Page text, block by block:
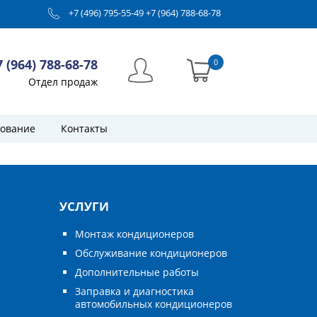
+7 (496) 795-55-49+7 (964) 788-68-78
(964) 788-68-78
Отдел продаж
0
Контакты
УСЛУГИ
Монтаж кондиционеров
Обслуживание кондиционеров
Дополнительные работы
Заправка и диагностика
автомобильных кондиционеров